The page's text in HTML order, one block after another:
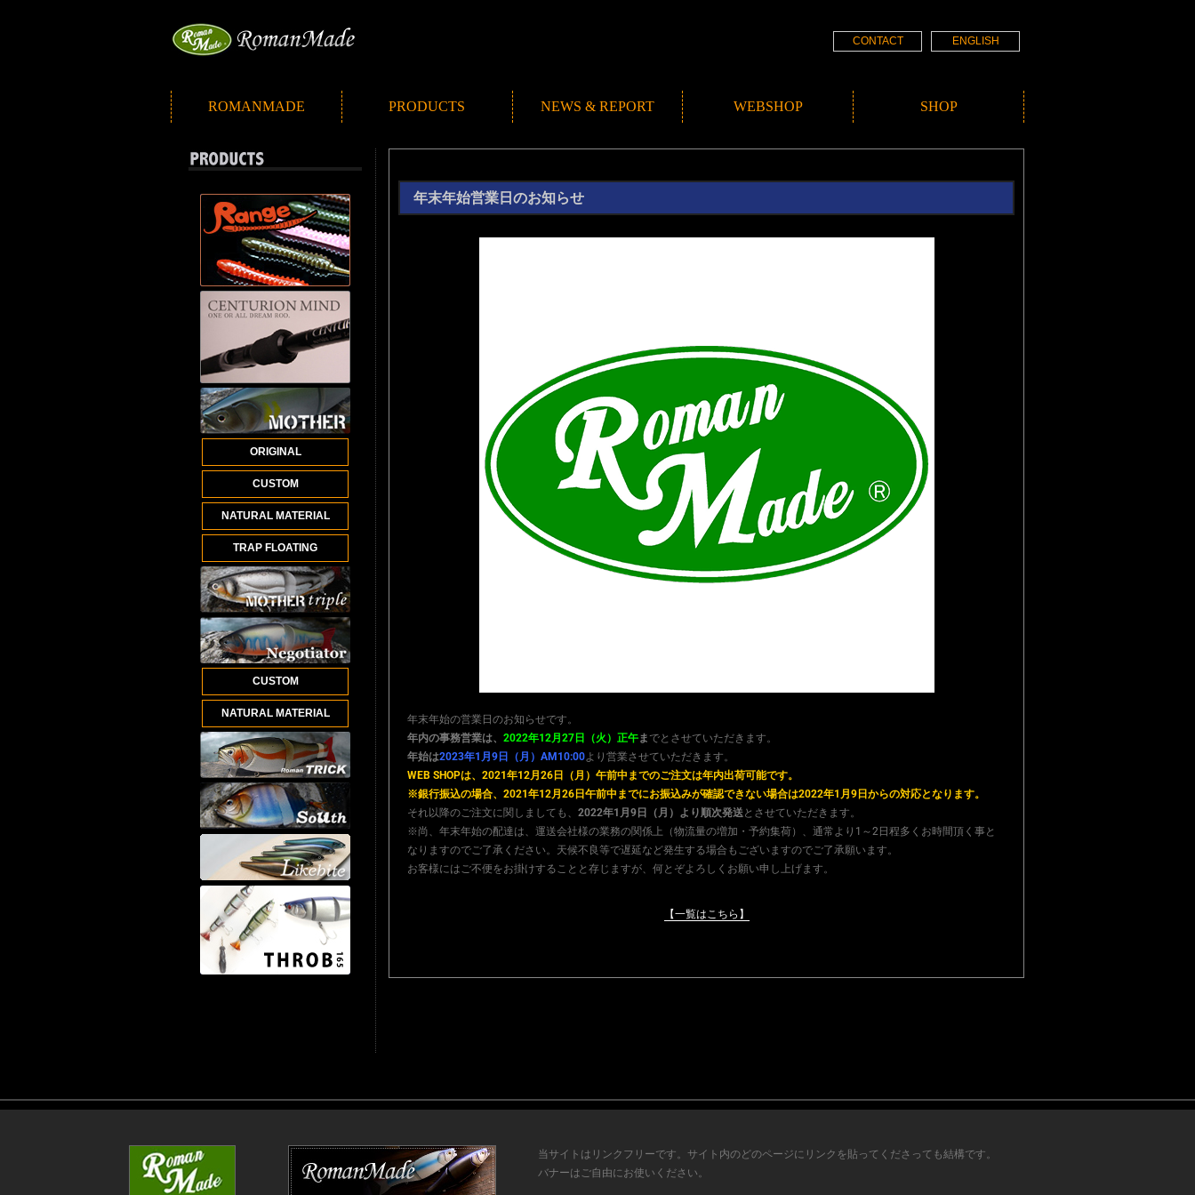
ENGLISH
CONTACT
ROMANMADE PRODUCTS NEWS & REPORT WEBSHOP SHOP
年末年始営業日のお知らせ
年末年始の営業日のお知らせです。
年内の事務営業は、 2022年12月27日（火）正午ま でとさせていただきます。
年始は2023年1月9日（月）AM10:00より営業させていただきます。
WEB SHOPは、2021年12月26日（月）午前中までのご注文は年内出荷可能です。
※銀行振込の場合、2021年12月26日午前中までにお振込みが確認できない場合は2022年1月9日からの対応となります。
それ以降のご注文に関しましても、 2022年1月9日（月）より順次発送とさせていただきます。
※尚、年末年始の配達は、運送会社様の業務の関係上（物流量の増加・予約集荷）、通常より1～2日程多くお時間頂く事と
なりますのでご了承ください。天候不良等で遅延など発生する場合もございますのでご了承願います。
お客様にはご不便をお掛けすることと存じますが、何とぞよろしくお願い申し上げます。
【一覧はこちら】
ORIGINAL
CUSTOM
NATURAL MATERIAL
TRAP FLOATING
CUSTOM
NATURAL MATERIAL
当サイトはリンクフリーです。サイト内のどのページにリンクを貼ってくださっても結構です。
バナーはご自由にお使いください。